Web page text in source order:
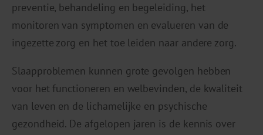
preventie, behandeling en begeleiding, het
monitoren van symptomen en evalueren van de
ingezette zorg en het toe leiden naar andere zorg.
Slaapproblemen kunnen grote gevolgen hebben
voor het functioneren en welbevinden, de kwaliteit
van leven en de lichamelijke en psychische
gezondheid. De afgelopen jaren is de kennis over